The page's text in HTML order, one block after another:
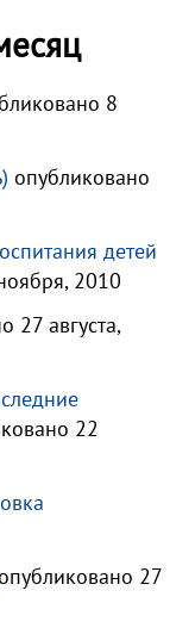
8
опубликовано
детей
2010
27 августа,
22
27